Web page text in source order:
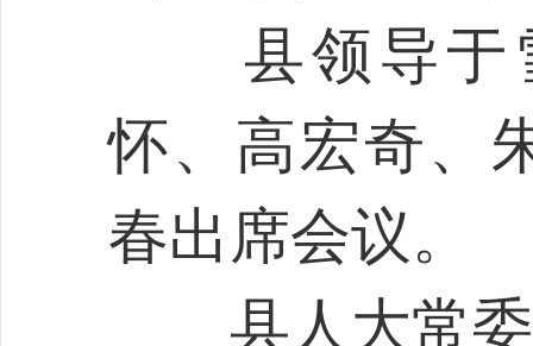
县领导于雪
怀、高宏奇、
春出席会议。
县人大常委